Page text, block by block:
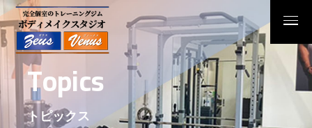
Topics
トピックス